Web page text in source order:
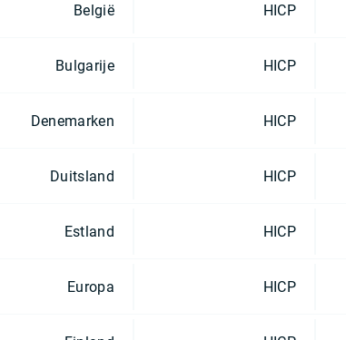
België HICP
Bulgarije HICP
Denemarken HICP
Duitsland HICP
Estland HICP
Europa HICP